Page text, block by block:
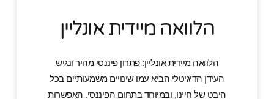
הלוואה מיידית אונליין
הלוואה מיידית אונליין: פתרון פיננסי מהיר ונגיש
העידן הדיגיטלי הביא עמו שינויים משמעותיים בכל
היבט של חיינו, ובמיוחד בתחום הפיננסי. האפשרות